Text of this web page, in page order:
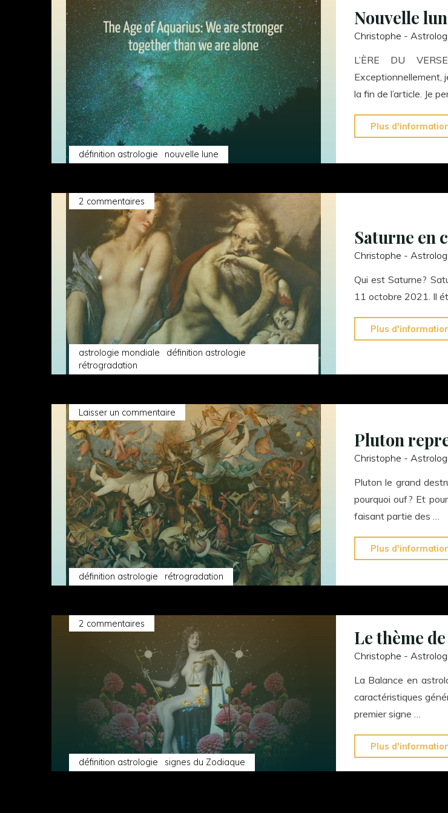
définition astrologie nouvelle lune
Nouvelle
Christophe -
L’ÈRE DU
Exceptionnellement,
la fin de l’article. Je
Plus
astrologie mondiale
définition astrologie
rétrogradation
2 commentaires
Saturne en
Christophe -
Qui est Saturne?
11 octobre 2021. Il
Plus
définition astrologie rétrogradation
Laisser un commentaire
Pluton
Christophe -
Pluton le grand
pourquoi ouf? Et
faisant partie des …
Plus
définition astrologie signes du Zodiaque
2 commentaires
Le thème
Christophe -
La Balance en
caractéristiques
premier signe …
Plus